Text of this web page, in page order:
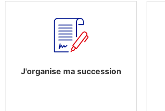
J'organise ma succession